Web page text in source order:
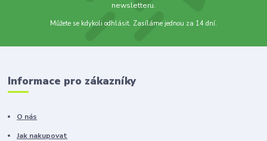
newsletteru.
Můžete se kdykoli odhlásit. Zasíláme jednou za 14 dní.
Informace pro zákazníky
O nás
Jak nakupovat